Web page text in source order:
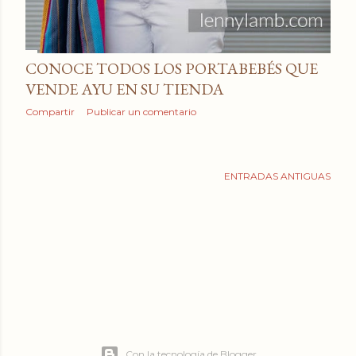
CONOCE TODOS LOS PORTABEBÉS QUE
VENDE AYU EN SU TIENDA
Compartir Publicar un comentario
ENTRADAS ANTIGUAS